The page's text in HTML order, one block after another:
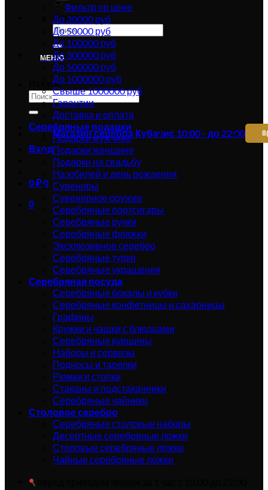
Искать:
МЕНЮ
Искать:
Магазин серебра Кубачис 10:00 - до 22:00
Вход
0₽0
0
Фильтр по цене
До 30000 руб
До 50000 руб
До 100000 руб
До 300000 руб
До 500000 руб
До 1000000 руб
Свыше 1000000 руб
Гарантии
Доставка и оплата
Серебряные подарки
Подарки мужчине
Подарки женщине
Подарки на свадьбу
На юбилей и день рождения
Сувениры
Сувенирное оружие
Серебряные портсигары
Серебряные ручки
Серебряные фляжки
Эксклюзивное серебро
Серебряные турки
Серебряные украшения
Серебряная посуда
Серебряные бокалы и кубки
Серебряные конфетницы и сахарницы
Графины
Кружки и чашки с блюдцами
Серебряные кувшины
Наборы и сервизы
Подносы и тарелки
Рюмки и стопки
Стаканы и подстаканники
Серебряные чайники
Столовое серебро
Серебряные столовые наборы
Десертные серебряные ложки
Столовые серебряные ложки
Чайные серебряные ложки